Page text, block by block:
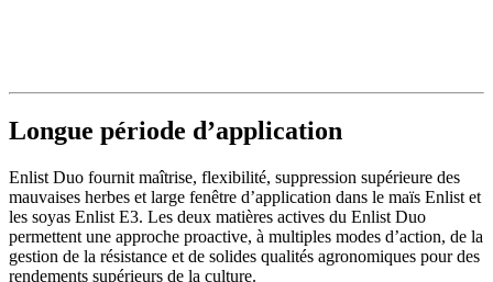
Longue période d’application
Enlist Duo fournit maîtrise, flexibilité, suppression supérieure des
mauvaises herbes et large fenêtre d’application dans le maïs Enlist et
les soyas Enlist E3. Les deux matières actives du Enlist Duo
permettent une approche proactive, à multiples modes d’action, de la
gestion de la résistance et de solides qualités agronomiques pour des
rendements supérieurs de la culture.